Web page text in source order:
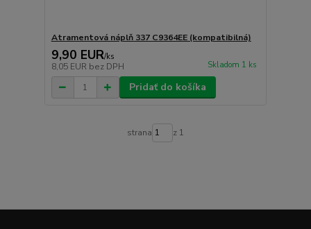
Atramentová náplň 337 C9364EE (kompatibilná)
9,90 EUR/ks
8,05 EUR bez DPH Skladom 1 ks
Pridať do košíka
strana z 1